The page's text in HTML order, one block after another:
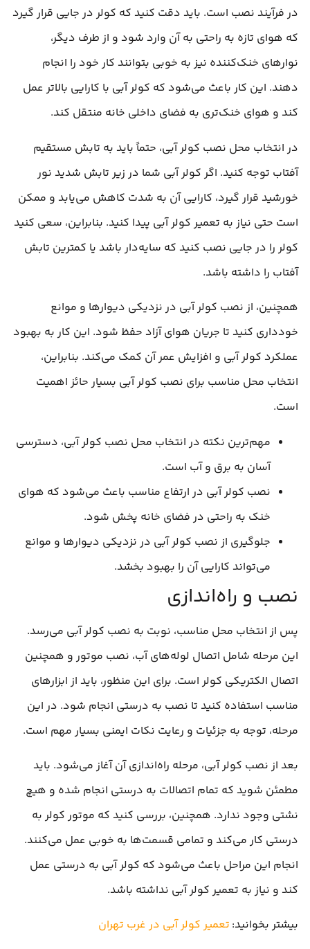
در فرآیند نصب است. باید دقت کنید که کولر در جایی قرار گیرد
که هوای تازه به راحتی به آن وارد شود و از طرف دیگر،
نوارهای خنک‌کننده نیز به خوبی بتوانند کار خود را انجام
دهند. این کار باعث می‌شود که کولر آبی با کارایی بالاتر عمل
کند و هوای خنک‌تری به فضای داخلی خانه منتقل کند.
در انتخاب محل نصب کولر آبی، حتماً باید به تابش مستقیم
آفتاب توجه کنید. اگر کولر آبی شما در زیر تابش شدید نور
خورشید قرار گیرد، کارایی آن به شدت کاهش می‌یابد و ممکن
است حتی نیاز به تعمیر کولر آبی پیدا کنید. بنابراین، سعی کنید
کولر را در جایی نصب کنید که سایه‌دار باشد یا کمترین تابش
آفتاب را داشته باشد.
همچنین، از نصب کولر آبی در نزدیکی دیوارها و موانع
خودداری کنید تا جریان هوای آزاد حفظ شود. این کار به بهبود
عملکرد کولر آبی و افزایش عمر آن کمک می‌کند. بنابراین،
انتخاب محل مناسب برای نصب کولر آبی بسیار حائز اهمیت
است.
مهم‌ترین نکته در انتخاب محل نصب کولر آبی، دسترسی
آسان به برق و آب است.
نصب کولر آبی در ارتفاع مناسب باعث می‌شود که هوای
خنک به راحتی در فضای خانه پخش شود.
جلوگیری از نصب کولر آبی در نزدیکی دیوارها و موانع
می‌تواند کارایی آن را بهبود بخشد.
نصب و راه‌اندازی
پس از انتخاب محل مناسب، نوبت به نصب کولر آبی می‌رسد.
این مرحله شامل اتصال لوله‌های آب، نصب موتور و همچنین
اتصال الکتریکی کولر است. برای این منظور، باید از ابزارهای
مناسب استفاده کنید تا نصب به درستی انجام شود. در این
مرحله، توجه به جزئیات و رعایت نکات ایمنی بسیار مهم است.
بعد از نصب کولر آبی، مرحله راه‌اندازی آن آغاز می‌شود. باید
مطمئن شوید که تمام اتصالات به درستی انجام شده و هیچ
نشتی وجود ندارد. همچنین، بررسی کنید که موتور کولر به
درستی کار می‌کند و تمامی قسمت‌ها به خوبی عمل می‌کنند.
انجام این مراحل باعث می‌شود که کولر آبی به درستی عمل
کند و نیاز به تعمیر کولر آبی نداشته باشد.
بیشتر بخوانید: تعمیر کولر آبی در غرب تهران